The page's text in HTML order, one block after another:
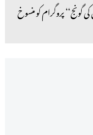
پروگرام کو منسوخ